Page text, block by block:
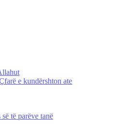
e kundërshton ate
të parëve tanë